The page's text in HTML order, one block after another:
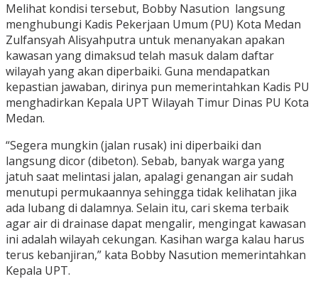
Melihat kondisi tersebut, Bobby Nasution langsung
menghubungi Kadis Pekerjaan Umum (PU) Kota Medan
Zulfansyah Alisyahputra untuk menanyakan apakan
kawasan yang dimaksud telah masuk dalam daftar
wilayah yang akan diperbaiki. Guna mendapatkan
kepastian jawaban, dirinya pun memerintahkan Kadis PU
menghadirkan Kepala UPT Wilayah Timur Dinas PU Kota
Medan.
“Segera mungkin (jalan rusak) ini diperbaiki dan
langsung dicor (dibeton). Sebab, banyak warga yang
jatuh saat melintasi jalan, apalagi genangan air sudah
menutupi permukaannya sehingga tidak kelihatan jika
ada lubang di dalamnya. Selain itu, cari skema terbaik
agar air di drainase dapat mengalir, mengingat kawasan
ini adalah wilayah cekungan. Kasihan warga kalau harus
terus kebanjiran,” kata Bobby Nasution memerintahkan
Kepala UPT.